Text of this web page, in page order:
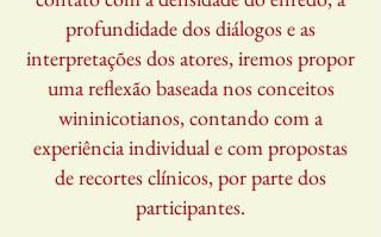
profundidade dos diálogos e as
interpretações dos atores, iremos propor
uma reflexão baseada nos conceitos
wininicotianos, contando com a
experiência individual e com propostas
de recortes clínicos, por parte dos
participantes.